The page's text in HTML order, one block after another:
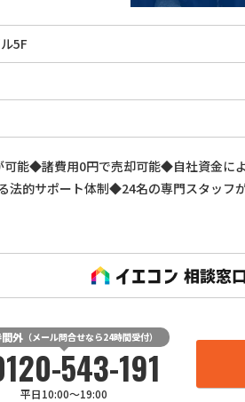
5F
能◆諸費用0円で売却可能◆自社資金に
的サポート体制◆24名の専門スタッフ
外（メール問合せなら24時間受付）
543-191
平日10:00～19:00